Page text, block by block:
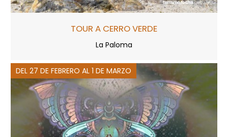
TOUR A CERRO VERDE
La Paloma
DEL 27 DE FEBRERO AL 1 DE MARZO